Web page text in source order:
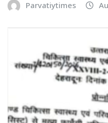
Parvatiytimes